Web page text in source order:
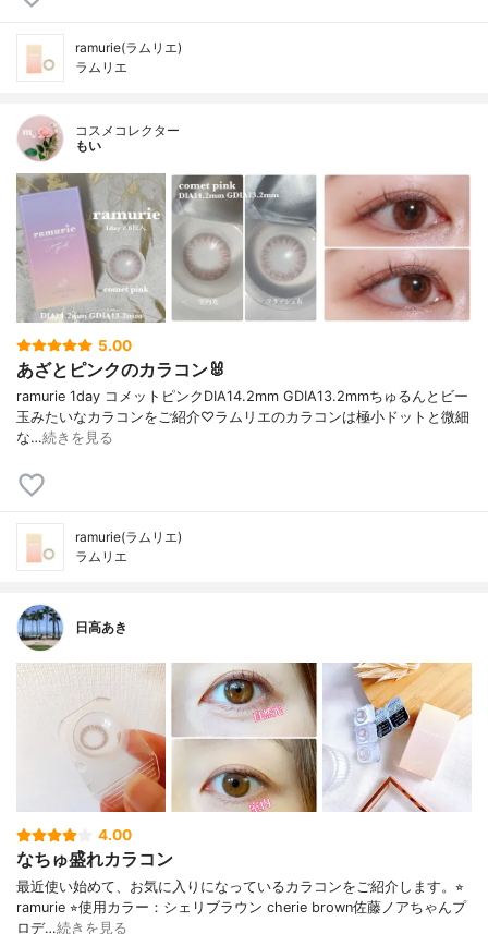
ramurie(ラムリエ)
ラムリエ
コスメコレクター
もい
5.00
あざとピンクのカラコン🐰
ramurie 1day コメットピンクDIA14.2mm GDIA13.2mmちゅるんとビー
玉みたいなカラコンをご紹介♡ラムリエのカラコンは極小ドットと微細
な…続きを見る
ramurie(ラムリエ)
ラムリエ
日高あき
4.00
なちゅ盛れカラコン
最近使い始めて、お気に入りになっているカラコンをご紹介します。⭐︎
ramurie ⭐︎使用カラー：シェリブラウン cherie brown佐藤ノアちゃんプ
ロデ…続きを見る